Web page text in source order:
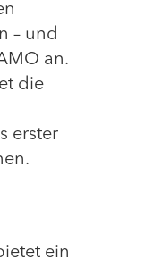
– und
an.
die
erster
ein